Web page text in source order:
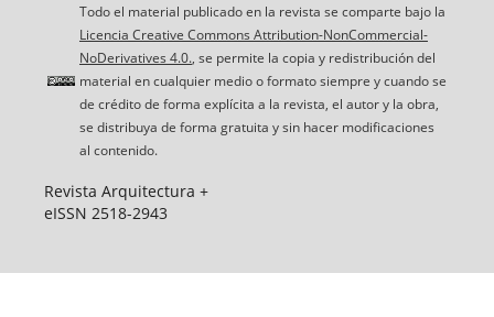
Todo el material publicado en la revista se comparte bajo la
Licencia Creative Commons Attribution-NonCommercial-
NoDerivatives 4.0., se permite la copia y redistribución del
material en cualquier medio o formato siempre y cuando se
de crédito de forma explícita a la revista, el autor y la obra,
se distribuya de forma gratuita y sin hacer modificaciones
al contenido.
Revista Arquitectura +
eISSN 2518-2943